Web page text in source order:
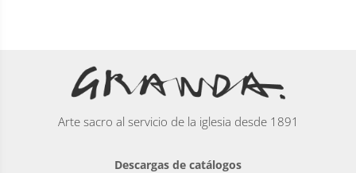
Arte sacro al servicio de la iglesia desde 1891
Descargas de catálogos